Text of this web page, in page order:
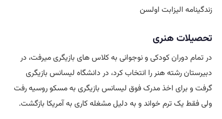
زندگینامه الیزابت اولسن
تحصیلات هنری
در تمام دوران کودکی و نوجوانی به کلاس های بازیگری میرفت، در
دبیرستان رشته هنر را انتخاب کرد، در دانشگاه لیسانس بازیگری
گرفت و برای اخذ مدرک فوق لیسانس بازیگری به مسکو روسیه رفت
ولی فقط یک ترم خواند و به دلیل مشغله کاری به آمریکا بازگشت.